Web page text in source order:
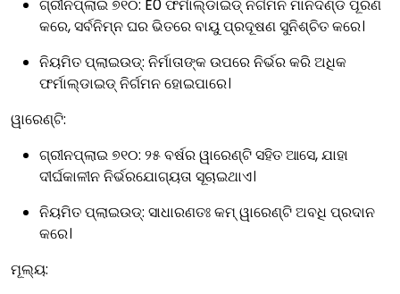
ଗ୍ରୀନପ୍ଲାଇ ୭୧୦: E0 ଫର୍ମାଲ୍ଡାଇଡ୍ ନିର୍ଗମନ ମାନଦଣ୍ଡ ପୂରଣ
କରେ, ସର୍ବନିମ୍ନ ଘର ଭିତରେ ବାୟୁ ପ୍ରଦୂଷଣ ସୁନିଶ୍ଚିତ କରେ।
ନିୟମିତ ପ୍ଲାଇଉଡ୍: ନିର୍ମାତାଙ୍କ ଉପରେ ନିର୍ଭର କରି ଅଧିକ
ଫର୍ମାଲ୍ଡାଇଡ୍ ନିର୍ଗମନ ହୋଇପାରେ।
ୱାରେଣ୍ଟି:
ଗ୍ରୀନପ୍ଲାଇ ୭୧୦: ୨୫ ବର୍ଷର ୱାରେଣ୍ଟି ସହିତ ଆସେ, ଯାହା
ଦୀର୍ଘକାଳୀନ ନିର୍ଭରଯୋଗ୍ୟତା ସୂଚାଇଥାଏ।
ନିୟମିତ ପ୍ଲାଇଉଡ୍: ସାଧାରଣତଃ କମ୍ ୱାରେଣ୍ଟି ଅବଧି ପ୍ରଦାନ
କରେ।
ମୂଲ୍ୟ: